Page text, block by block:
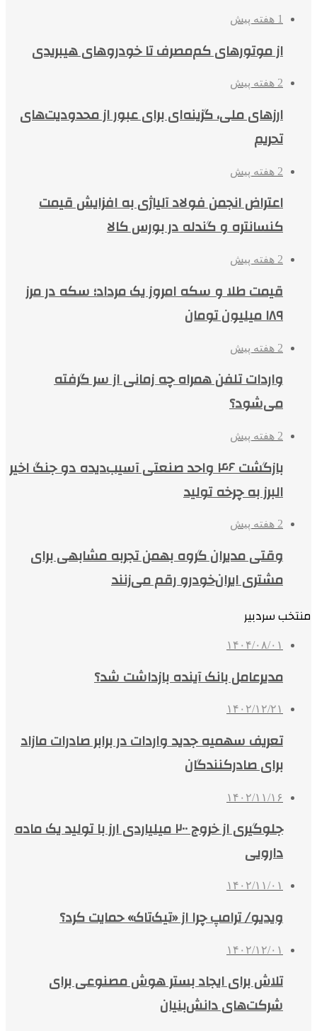
1 هفته پیش
از موتورهای کم‌مصرف تا خودروهای هیبریدی
2 هفته پیش
ارزهای ملی، گزینه‌ای برای عبور از محدودیت‌های
تحریم
2 هفته پیش
اعتراض انجمن فولاد آلیاژی به افزایش قیمت
کنسانتره و گندله در بورس کالا
2 هفته پیش
قیمت طلا و سکه امروز یک مرداد؛ سکه در مرز
۱۸۹ میلیون تومان
2 هفته پیش
واردات تلفن همراه چه زمانی از سر گرفته
می‌شود؟
2 هفته پیش
بازگشت ۴۶ واحد صنعتی آسیب‌دیده دو جنگ اخیر
البرز به چرخه تولید
2 هفته پیش
وقتی مدیران گروه بهمن تجربه مشابهی برای
مشتری ایران‌خودرو رقم می‌زنند
منتخب سردبیر
۱۴۰۴/۰۸/۰۱
مدیرعامل بانک آینده بازداشت شد؟
۱۴۰۲/۱۲/۲۱
تعریف سهمیه جدید واردات در برابر صادرات مازاد
برای صادرکنندگان
۱۴۰۲/۱۱/۱۶
جلوگیری از خروج ۲۰۰ میلیاردی ارز با تولید یک ماده
دارویی
۱۴۰۲/۱۱/۰۱
ویدیو/ ترامپ چرا از «تیک‌تاک» حمایت کرد؟
۱۴۰۲/۱۲/۰۱
تلاش برای ایجاد بستر هوش مصنوعی برای
شرکت‌های دانش‌بنیان